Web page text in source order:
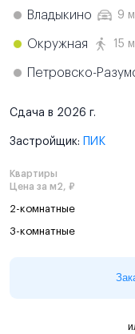
Владыкино 9
Окружная 15
Петровско-
Сдача в 2026 г.
Застройщик: ПИК
Квартиры
Цена за м2, ₽
2-комнатные
3-комнатные